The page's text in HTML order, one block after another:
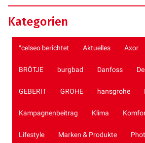
Kategorien
°celseo berichtet Aktuelles Axor
BRÖTJE burgbad Danfoss
GEBERIT GROHE hansgrohe
Kampagnenbeitrag Klima
Lifestyle Marken & Produkte